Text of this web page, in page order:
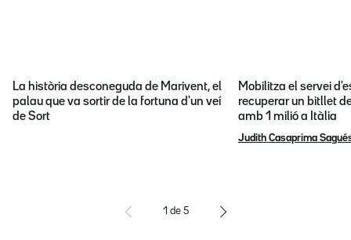
La història desconeguda de Marivent, el
palau que va sortir de la fortuna d'un veí
de Sort
Mobilitza el servei
recuperar un bitllet
amb 1 milió a Itàlia
Judith Casaprima
1 de 5